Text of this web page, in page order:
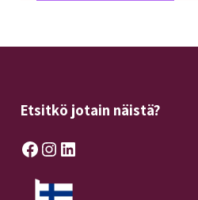
Etsitkö jotain näistä?
Facebook Instagram LinkedIn